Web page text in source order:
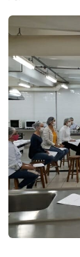
Cultura
CPA
Biblioteca
Editora
Rádio